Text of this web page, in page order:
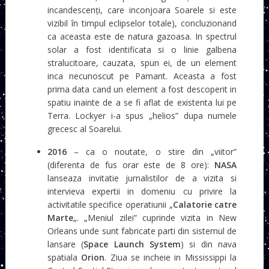
incandescenți, care inconjoara Soarele si este
vizibil în timpul eclipselor totale), concluzionand
ca aceasta este de natura gazoasa. In spectrul
solar a fost identificata si o linie galbena
stralucitoare, cauzata, spun ei, de un element
inca necunoscut pe Pamant. Aceasta a fost
prima data cand un element a fost descoperit in
spatiu inainte de a se fi aflat de existenta lui pe
Terra. Lockyer i-a spus „helios” dupa numele
grecesc al Soarelui.
2016– ca o noutate, o stire din „viitor”
(diferenta de fus orar este de 8 ore): NASA
lanseaza invitatie jurnalistilor de a vizita si
intervieva expertii in domeniu cu privire la
activitatile specifice operatiunii „Calatorie catre
Marte„. „Meniul zilei” cuprinde vizita in New
Orleans unde sunt fabricate parti din sistemul de
lansare (Space Launch System) si din nava
spatiala Orion. Ziua se incheie in Mississippi la